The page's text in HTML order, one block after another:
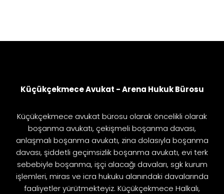
Küçükçekmece Avukat - Arena Hukuk Bürosu
Küçükçekmece avukat bürosu olarak öncelikli olarak
boşanma avukatı, çekişmeli boşanma davası,
anlaşmalı boşanma avukatı, zina dolasıyla boşanma
davası, şiddetli geçimsizlik boşanma avukatı, evi terk
sebebiyle boşanma, işçi alacağı davaları, sgk kurum
işlemleri, miras ve icra hukuku alanındaki davalarında
faaliyetler yürütmekteyiz. Küçükçekmece Halkalı,